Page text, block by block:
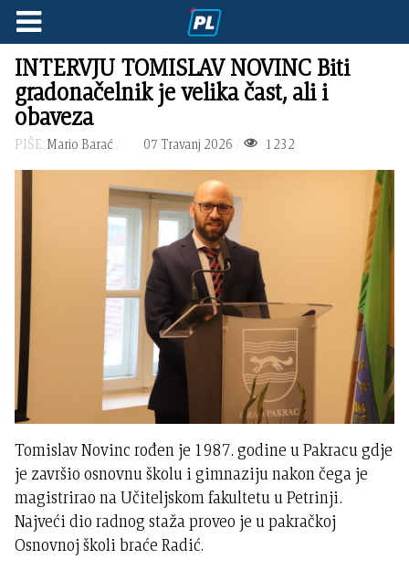
INTERVJU TOMISLAV NOVINC Biti
gradonačelnik je velika čast, ali i
obaveza
PIŠE: Mario Barać 07 Travanj 2026 1232
Tomislav Novinc rođen je 1987. godine u Pakracu gdje
je završio osnovnu školu i gimnaziju nakon čega je
magistrirao na Učiteljskom fakultetu u Petrinji.
Najveći dio radnog staža proveo je u pakračkoj
Osnovnoj školi braće Radić.